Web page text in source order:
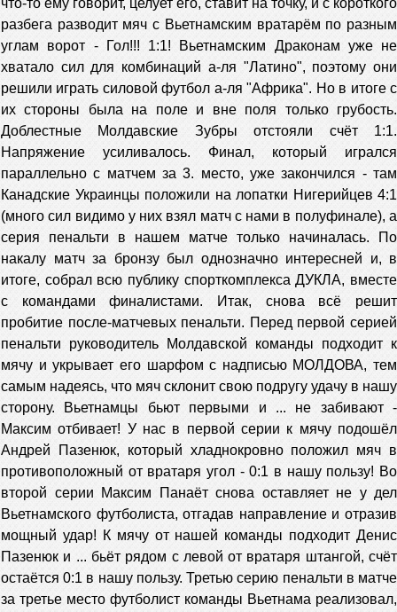
что-то ему говорит, целует его, ставит на точку, и с короткого
разбега разводит мяч с Вьетнамским вратарём по разным
углам ворот - Гол!!! 1:1! Вьетнамским Драконам уже не
хватало сил для комбинаций а-ля "Латино", поэтому они
решили играть силовой футбол а-ля "Африка". Но в итоге с
их стороны была на поле и вне поля только грубость.
Доблестные Молдавские Зубры отстояли счёт 1:1.
Напряжение усиливалось. Финал, который игрался
параллельно с матчем за 3. место, уже закончился - там
Канадские Украинцы положили на лопатки Нигерийцев 4:1
(много сил видимо у них взял матч с нами в полуфинале), а
серия пенальти в нашем матче только начиналась. По
накалу матч за бронзу был однозначно интересней и, в
итоге, собрал всю публику спорткомплекса ДУКЛА, вместе
с командами финалистами. Итак, снова всё решит
пробитие после-матчевых пенальти. Перед первой серией
пенальти руководитель Молдавской команды подходит к
мячу и укрывает его шарфом с надписью МОЛДОВА, тем
самым надеясь, что мяч склонит свою подругу удачу в нашу
сторону. Вьетнамцы бьют первыми и ... не забивают -
Максим отбивает! У нас в первой серии к мячу подошёл
Андрей Пазенюк, который хладнокровно положил мяч в
противоположный от вратаря угол - 0:1 в нашу пользу! Во
второй серии Максим Панаёт снова оставляет не у дел
Вьетнамского футболиста, отгадав направление и отразив
мощный удар! К мячу от нашей команды подходит Денис
Пазенюк и ... бьёт рядом с левой от вратаря штангой, счёт
остаётся 0:1 в нашу пользу. Третью серию пенальти в матче
за третье место футболист команды Вьетнама реализовал,